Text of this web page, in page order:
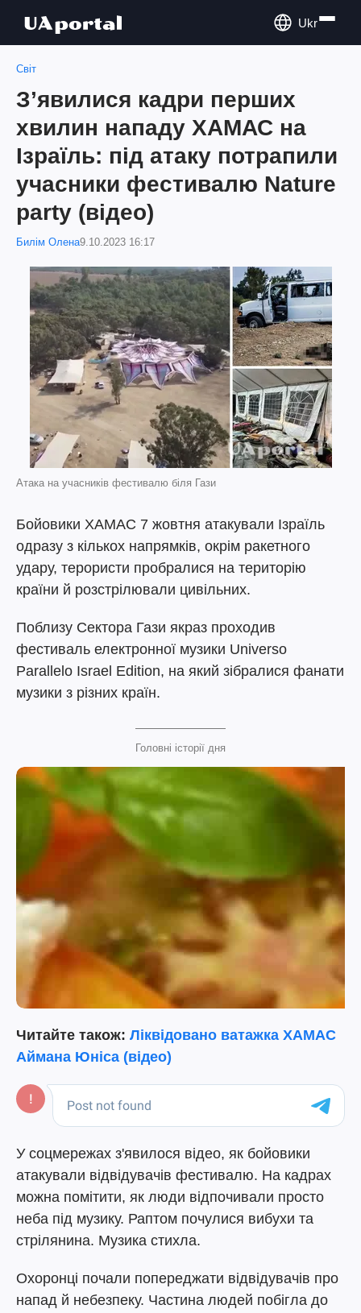
Ukr
Світ
Зʼявилися кадри перших
хвилин нападу ХАМАС на
Ізраїль: під атаку потрапили
учасники фестивалю Nature
party (відео)
Билім Олена9.10.2023 16:17
Атака на учасників фестивалю біля Гази
Бойовики ХАМАС 7 жовтня атакували Ізраїль
одразу з кількох напрямків, окрім ракетного
удару, терористи пробралися на територію
країни й розстрілювали цивільних.
Поблизу Сектора Гази якраз проходив
фестиваль електронної музики Universo
Parallelo Israel Edition, на який зібралися фанати
музики з різних країн.
Головні історії дня
Читайте також: Ліквідовано ватажка ХАМАС
Аймана Юніса (відео)
У соцмережах з'явилося відео, як бойовики
атакували відвідувачів фестивалю. На кадрах
можна помітити, як люди відпочивали просто
неба під музику. Раптом почулися вибухи та
стрілянина. Музика стихла.
Охоронці почали попереджати відвідувачів про
напад й небезпеку. Частина людей побігла до